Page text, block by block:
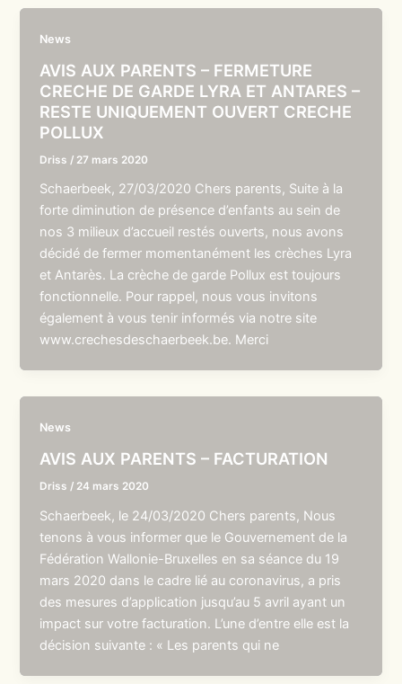
News
AVIS AUX PARENTS – FERMETURE
CRECHE DE GARDE LYRA ET ANTARES –
RESTE UNIQUEMENT OUVERT CRECHE
POLLUX
Driss / 27 mars 2020
Schaerbeek, 27/03/2020 Chers parents, Suite à la
forte diminution de présence d’enfants au sein de
nos 3 milieux d’accueil restés ouverts, nous avons
décidé de fermer momentanément les crèches Lyra
et Antarès. La crèche de garde Pollux est toujours
fonctionnelle. Pour rappel, nous vous invitons
également à vous tenir informés via notre site
www.crechesdeschaerbeek.be. Merci
News
AVIS AUX PARENTS – FACTURATION
Driss / 24 mars 2020
Schaerbeek, le 24/03/2020 Chers parents, Nous
tenons à vous informer que le Gouvernement de la
Fédération Wallonie-Bruxelles en sa séance du 19
mars 2020 dans le cadre lié au coronavirus, a pris
des mesures d’application jusqu’au 5 avril ayant un
impact sur votre facturation. L’une d’entre elle est la
décision suivante : « Les parents qui ne